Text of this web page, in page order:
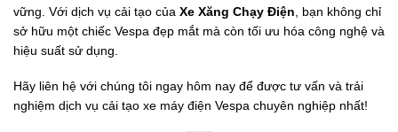
vững. Với dịch vụ cải tạo của Xe Xăng Chạy Điện , bạn không chỉ
sở hữu một chiếc Vespa đẹp mắt mà còn tối ưu hóa công nghệ và
hiệu suất sử dụng.
Hãy liên hệ với chúng tôi ngay hôm nay để được tư vấn và trải
nghiệm dịch vụ cải tạo xe máy điện Vespa chuyên nghiệp nhất!